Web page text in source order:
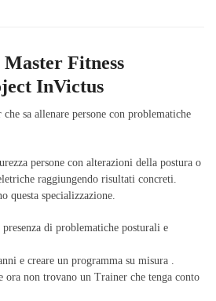
Fitness
InVictus
sa allenare persone con problematiche
persone con alterazioni della postura o
raggiungendo risultati concreti.
questa specializzazione.
di problematiche posturali e
e creare un programma su misura .
ora non trovano un Trainer che tenga conto